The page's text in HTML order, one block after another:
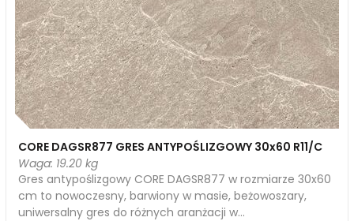
CORE DAGSR877 GRES ANTYPOŚLIZGOWY 30x60 R11/C
Waga: 19.20 kg
Gres antypoślizgowy CORE DAGSR877 w rozmiarze 30x60
cm to nowoczesny, barwiony w masie, beżowoszary,
uniwersalny gres do różnych aranżacji w...